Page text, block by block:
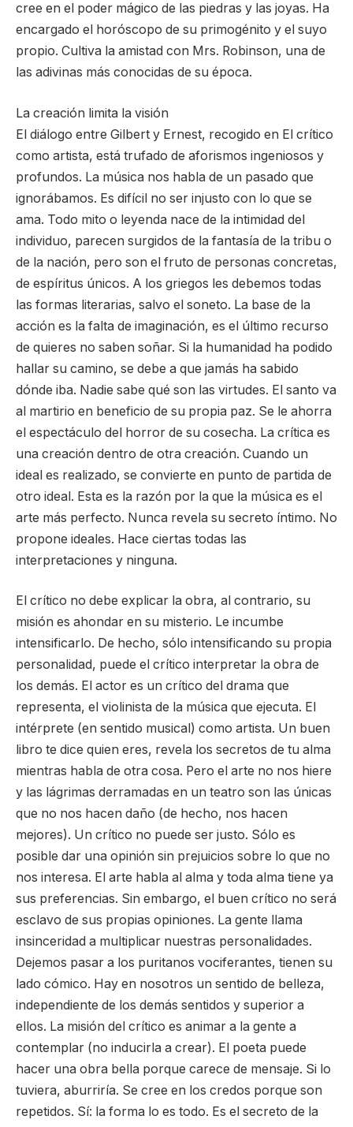
cree en el poder mágico de las piedras y las joyas. Ha
encargado el horóscopo de su primogénito y el suyo
propio. Cultiva la amistad con Mrs. Robinson, una de
las adivinas más conocidas de su época.
La creación limita la visión
El diálogo entre Gilbert y Ernest, recogido en El crítico
como artista, está trufado de aforismos ingeniosos y
profundos. La música nos habla de un pasado que
ignorábamos. Es difícil no ser injusto con lo que se
ama. Todo mito o leyenda nace de la intimidad del
individuo, parecen surgidos de la fantasía de la tribu o
de la nación, pero son el fruto de personas concretas,
de espíritus únicos. A los griegos les debemos todas
las formas literarias, salvo el soneto. La base de la
acción es la falta de imaginación, es el último recurso
de quieres no saben soñar. Si la humanidad ha podido
hallar su camino, se debe a que jamás ha sabido
dónde iba. Nadie sabe qué son las virtudes. El santo va
al martirio en beneficio de su propia paz. Se le ahorra
el espectáculo del horror de su cosecha. La crítica es
una creación dentro de otra creación. Cuando un
ideal es realizado, se convierte en punto de partida de
otro ideal. Esta es la razón por la que la música es el
arte más perfecto. Nunca revela su secreto íntimo. No
propone ideales. Hace ciertas todas las
interpretaciones y ninguna.
El crítico no debe explicar la obra, al contrario, su
misión es ahondar en su misterio. Le incumbe
intensificarlo. De hecho, sólo intensificando su propia
personalidad, puede el crítico interpretar la obra de
los demás. El actor es un crítico del drama que
representa, el violinista de la música que ejecuta. El
intérprete (en sentido musical) como artista. Un buen
libro te dice quien eres, revela los secretos de tu alma
mientras habla de otra cosa. Pero el arte no nos hiere
y las lágrimas derramadas en un teatro son las únicas
que no nos hacen daño (de hecho, nos hacen
mejores). Un crítico no puede ser justo. Sólo es
posible dar una opinión sin prejuicios sobre lo que no
nos interesa. El arte habla al alma y toda alma tiene ya
sus preferencias. Sin embargo, el buen crítico no será
esclavo de sus propias opiniones. La gente llama
insinceridad a multiplicar nuestras personalidades.
Dejemos pasar a los puritanos vociferantes, tienen su
lado cómico. Hay en nosotros un sentido de belleza,
independiente de los demás sentidos y superior a
ellos. La misión del crítico es animar a la gente a
contemplar (no inducirla a crear). El poeta puede
hacer una obra bella porque carece de mensaje. Si lo
tuviera, aburriría. Se cree en los credos porque son
repetidos. Sí: la forma lo es todo. Es el secreto de la